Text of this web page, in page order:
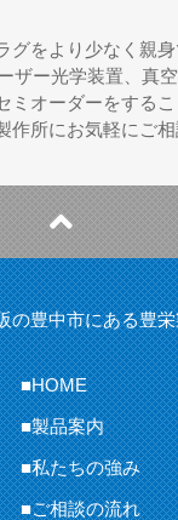
をより少なく親
ー光学装置、真
オーダーをする
所にお気軽にご相
の豊中市にある豊
■HOME
■製品案内
■私たちの強み
■ご相談の流れ